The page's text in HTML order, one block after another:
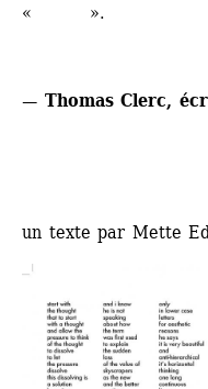
« ».
— Thomas Clerc,
un texte par Mette